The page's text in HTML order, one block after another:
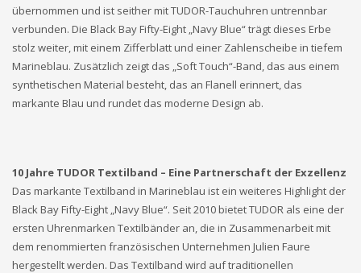
übernommen und ist seither mit TUDOR-Tauchuhren untrennbar
verbunden. Die Black Bay Fifty-Eight „Navy Blue“ trägt dieses Erbe
stolz weiter, mit einem Zifferblatt und einer Zahlenscheibe in tiefem
Marineblau. Zusätzlich zeigt das „Soft Touch“-Band, das aus einem
synthetischen Material besteht, das an Flanell erinnert, das
markante Blau und rundet das moderne Design ab.
10 Jahre TUDOR Textilband – Eine Partnerschaft der Exzellenz
Das markante Textilband in Marineblau ist ein weiteres Highlight der
Black Bay Fifty-Eight „Navy Blue“. Seit 2010 bietet TUDOR als eine der
ersten Uhrenmarken Textilbänder an, die in Zusammenarbeit mit
dem renommierten französischen Unternehmen Julien Faure
hergestellt werden. Das Textilband wird auf traditionellen